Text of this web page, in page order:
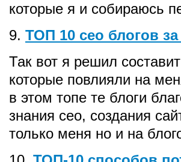
которые я и собираюсь
9. ТОП 10 сео блогов за
Так вот я решил
которые повлияли на
в этом топе те блоги
знания сео, создания
только меня но и на